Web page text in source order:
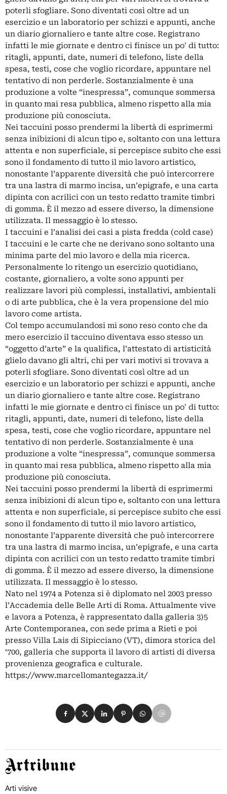
poterli sfogliare. Sono diventati così oltre ad un
esercizio e un laboratorio per schizzi e appunti, anche
un diario giornaliero e tante altre cose. Registrano
infatti le mie giornate e dentro ci finisce un po' di tutto:
ritagli, appunti, date, numeri di telefono, liste della
spesa, testi, cose che voglio ricordare, appuntare nel
tentativo di non perderle. Sostanzialmente è una
produzione a volte “inespressa”, comunque sommersa
in quanto mai resa pubblica, almeno rispetto alla mia
produzione più conosciuta.
Nei taccuini posso prendermi la libertà di esprimermi
senza inibizioni di alcun tipo e, soltanto con una lettura
attenta e non superficiale, si percepisce subito che essi
sono il fondamento di tutto il mio lavoro artistico,
nonostante l’apparente diversità che può intercorrere
tra una lastra di marmo incisa, un’epigrafe, e una carta
dipinta con acrilici con un testo redatto tramite timbri
di gomma. È il mezzo ad essere diverso, la dimensione
utilizzata. Il messaggio è lo stesso.
I taccuini e l’analisi dei casi a pista fredda (cold case)
I taccuini e le carte che ne derivano sono soltanto una
minima parte del mio lavoro e della mia ricerca.
Personalmente lo ritengo un esercizio quotidiano,
costante, giornaliero, a volte sono appunti per
realizzare lavori più complessi, installativi, ambientali
o di arte pubblica, che è la vera propensione del mio
lavoro come artista.
Col tempo accumulandosi mi sono reso conto che da
mero esercizio il taccuino diventava esso stesso un
“oggetto d’arte” e la qualifica, l’attestato di artisticità
glielo davano gli altri, chi per vari motivi si trovava a
poterli sfogliare. Sono diventati così oltre ad un
esercizio e un laboratorio per schizzi e appunti, anche
un diario giornaliero e tante altre cose. Registrano
infatti le mie giornate e dentro ci finisce un po' di tutto:
ritagli, appunti, date, numeri di telefono, liste della
spesa, testi, cose che voglio ricordare, appuntare nel
tentativo di non perderle. Sostanzialmente è una
produzione a volte “inespressa”, comunque sommersa
in quanto mai resa pubblica, almeno rispetto alla mia
produzione più conosciuta.
Nei taccuini posso prendermi la libertà di esprimermi
senza inibizioni di alcun tipo e, soltanto con una lettura
attenta e non superficiale, si percepisce subito che essi
sono il fondamento di tutto il mio lavoro artistico,
nonostante l’apparente diversità che può intercorrere
tra una lastra di marmo incisa, un’epigrafe, e una carta
dipinta con acrilici con un testo redatto tramite timbri
di gomma. È il mezzo ad essere diverso, la dimensione
utilizzata. Il messaggio è lo stesso.
Nato nel 1974 a Potenza si è diplomato nel 2003 presso
l’Accademia delle Belle Arti di Roma. Attualmente vive
e lavora a Potenza, è rappresentato dalla galleria 3)5
Arte Contemporanea, con sede prima a Rieti e poi
presso Villa Lais di Sipicciano (VT), dimora storica del
‘700, galleria che supporta il lavoro di artisti di diversa
provenienza geografica e culturale.
https://www.marcellomantegazza.it/
Condividi su Facebook
Condividi su X
Condividi su LinkedIn
Condividi su Pinterest
Condividi su WhatsApp
Condividi su Email
Artribune
Arti visive